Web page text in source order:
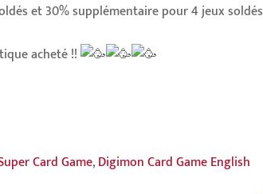
et 30% supplémentaire pour 4 jeux soldés
acheté !!
Card Game,Digimon Card Game English